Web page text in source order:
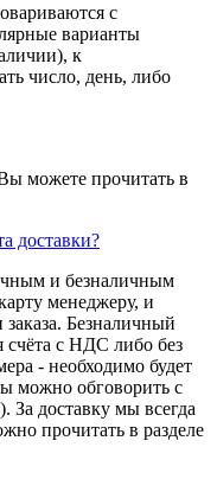
с
варианты
к
число, день, либо
можете прочитать в
доставки?
и безналичным
менеджеру, и
Безналичный
счёта с НДС либо без
- необходимо будет
можно обговорить с
За доставку мы всегда
прочитать в разделе